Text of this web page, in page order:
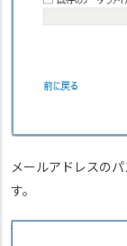
メールアドレスの
す。